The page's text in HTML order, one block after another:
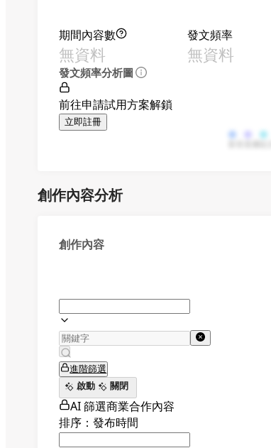
期間內容數
無資料
發文頻率
無資料
發文頻率分析圖
前往申請試用方案解鎖
立即註冊
創作內容分析
創作內容
進階篩選
啟動
關閉
AI 篩選商業合作內容
排序：發布時間